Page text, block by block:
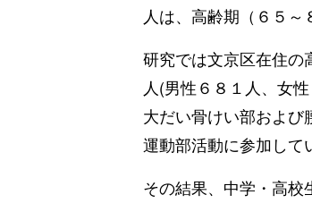
人は、高齢期（６５～
研究では文京区在住の
人(男性６８１人、女
大だい骨けい部および
運動部活動に参加して
その結果、中学・高